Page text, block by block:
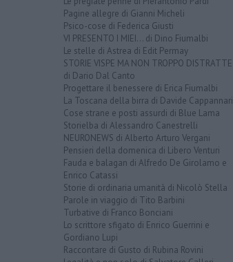
Pagine allegre di Gianni Micheli
Psico-cose di Federica Giusti
VI PRESENTO I MIEI... di Dino Fiumalbi
Le stelle di Astrea di Edit Permay
STORIE VISPE MA NON TROPPO DISTRATTE
di Dario Dal Canto
Progettare il benessere di Erica Fiumalbi
La Toscana della birra di Davide Cappannari
Cose strane e posti assurdi di Blue Lama
Storielba di Alessandro Canestrelli
NEURONEWS di Alberto Arturo Vergani
Pensieri della domenica di Libero Venturi
Fauda e balagan di Alfredo De Girolamo e
Enrico Catassi
Storie di ordinaria umanità di Nicolò Stella
Parole in viaggio di Tito Barbini
Turbative di Franco Bonciani
Lo scrittore sfigato di Enrico Guerrini e
Gordiano Lupi
Raccontare di Gusto di Rubina Rovini